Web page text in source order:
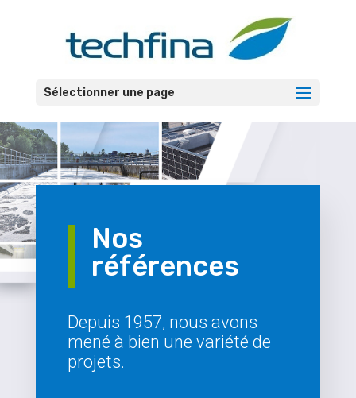
Sélectionner une page
Nos
références
Depuis 1957, nous avons
mené à bien une variété de
projets.